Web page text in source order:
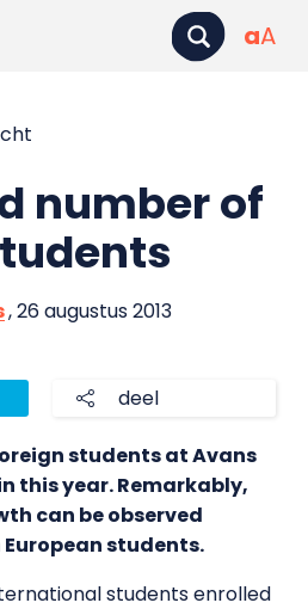
aA
number of
, 26 augustus 2013
deel
students at Avans
this year. Remarkably,
can be observed
students.
students enrolled